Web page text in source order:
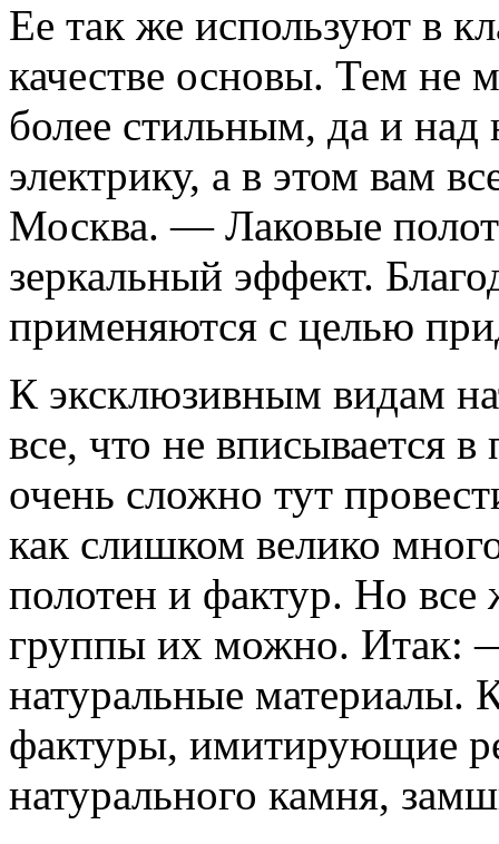
Ее так же используют в
качестве основы. Тем не
более стильным, да и
электрику, а в этом вам
Москва. — Лаковые
зеркальный эффект.
применяются с целью
К эксклюзивным видам
все, что не вписывается
очень сложно тут
как слишком велико
полотен и фактур. Но все
группы их можно. Итак:
натуральные материалы.
фактуры, имитирующие
натурального камня,